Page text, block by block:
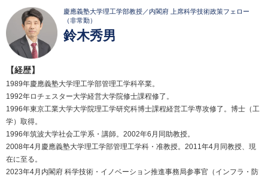
慶應義塾大学理工学部教授／内閣府 上席科学技術政策フェロー
（非常勤）
鈴木秀男
【経歴】
1989年慶應義塾大学理工学部管理工学科卒業。
1992年ロチェスター大学経営大学院修士課程修了。
1996年東京工業大学大学院理工学研究科博士課程経営工学専攻修了。博士（工
学）取得。
1996年筑波大学社会工学系・講師。2002年6月同助教授。
2008年4月慶應義塾大学理工学部管理工学科・准教授。2011年4月同教授、現
在に至る。
2023年4月内閣府 科学技術・イノベーション推進事務局参事官（インフラ・防